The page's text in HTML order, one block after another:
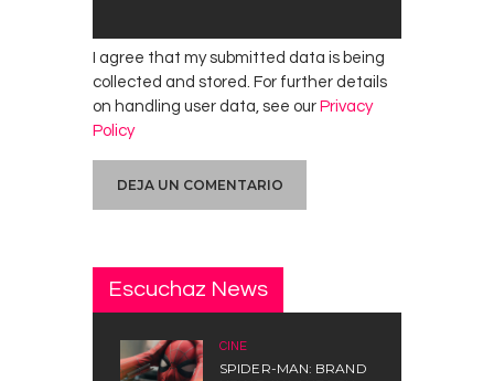
I agree that my submitted data is being
collected and stored. For further details
on handling user data, see our Privacy
Policy
Escuchaz News
CINE
SPIDER-MAN: BRAND